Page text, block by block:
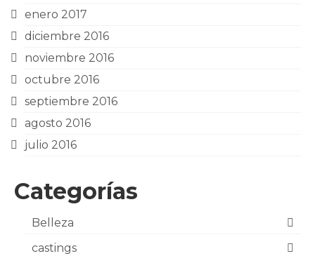
enero 2017
diciembre 2016
noviembre 2016
octubre 2016
septiembre 2016
agosto 2016
julio 2016
Categorías
Belleza
castings